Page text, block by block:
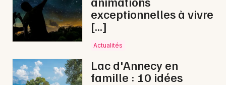
exceptionnelles à vivre
[…]
Actualités
Lac d'Annecy en
famille : 10 idées